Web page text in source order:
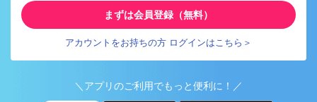
まずは会員登録（無料）
アカウントをお持ちの方 ログインはこちら＞
＼アプリのご利用でもっと便利に！／